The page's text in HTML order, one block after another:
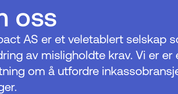
oss
AS er et veletablert selskap
av misligholdte krav. Vi er
om å utfordre